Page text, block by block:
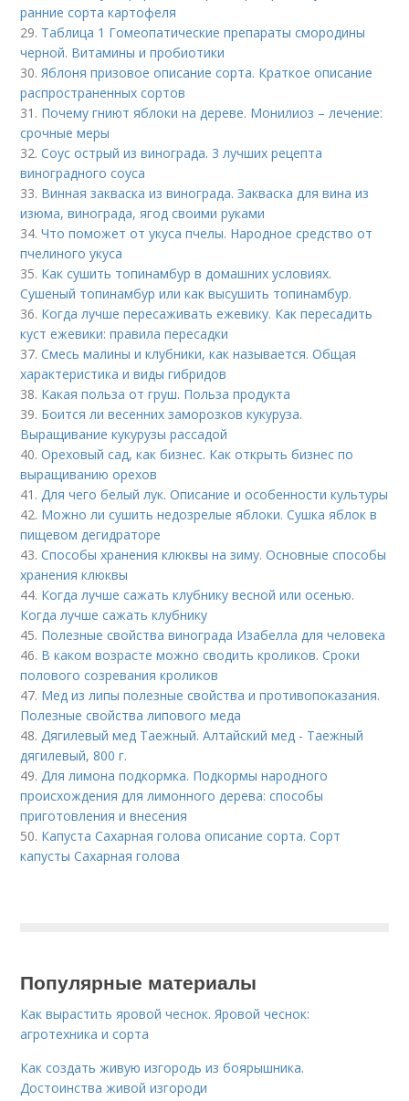
ранние сорта картофеля
29. Таблица 1 Гомеопатические препараты смородины
черной. Витамины и пробиотики
30.Яблоня призовое описание сорта. Краткое описание
распространенных сортов
31. Почему гниют яблоки на дереве. Монилиоз – лечение:
срочные меры
32.Соус острый из винограда. 3 лучших рецепта
виноградного соуса
33. Винная закваска из винограда. Закваска для вина из
изюма, винограда, ягод своими руками
34.Что поможет от укуса пчелы. Народное средство от
пчелиного укуса
35. Как сушить топинамбур в домашних условиях.
Сушеный топинамбур или как высушить топинамбур.
36. Когда лучше пересаживать ежевику. Как пересадить
куст ежевики: правила пересадки
37.Смесь малины и клубники, как называется. Общая
характеристика и виды гибридов
38. Какая польза от груш. Польза продукта
39. Боится ли весенних заморозков кукуруза.
Выращивание кукурузы рассадой
40.Ореховый сад, как бизнес. Как открыть бизнес по
выращиванию орехов
41.Для чего белый лук. Описание и особенности культуры
42. Можно ли сушить недозрелые яблоки. Сушка яблок в
пищевом дегидраторе
43.Способы хранения клюквы на зиму. Основные способы
хранения клюквы
44. Когда лучше сажать клубнику весной или осенью.
Когда лучше сажать клубнику
45. Полезные свойства винограда Изабелла для человека
46. В каком возрасте можно сводить кроликов. Сроки
полового созревания кроликов
47. Мед из липы полезные свойства и противопоказания.
Полезные свойства липового меда
48.Дягилевый мед Таежный. Алтайский мед - Таежный
дягилевый, 800 г.
49.Для лимона подкормка. Подкормы народного
происхождения для лимонного дерева: способы
приготовления и внесения
50. Капуста Сахарная голова описание сорта. Сорт
капусты Сахарная голова
Популярные материалы
Как вырастить яровой чеснок. Яровой чеснок:
агротехника и сорта
Как создать живую изгородь из боярышника.
Достоинства живой изгороди